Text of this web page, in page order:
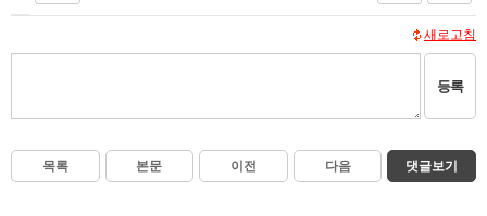
새로고침
등록
목록 본문 이전 다음 댓글보기